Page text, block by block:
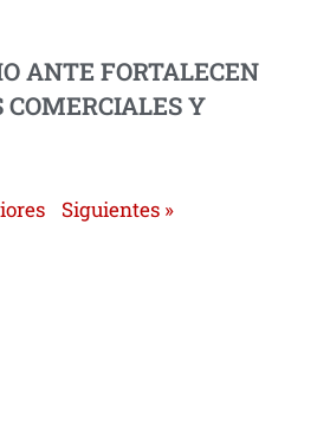
ANTE FORTALECEN
COMERCIALES Y
Siguientes »